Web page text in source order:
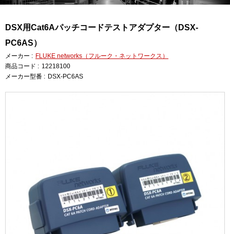
DSX用Cat6Aパッチコードテストアダプター（DSX-
PC6AS）
メーカー : FLUKE networks（フルーク・ネットワークス）
商品コード : 12218100
メーカー型番 : DSX-PC6AS